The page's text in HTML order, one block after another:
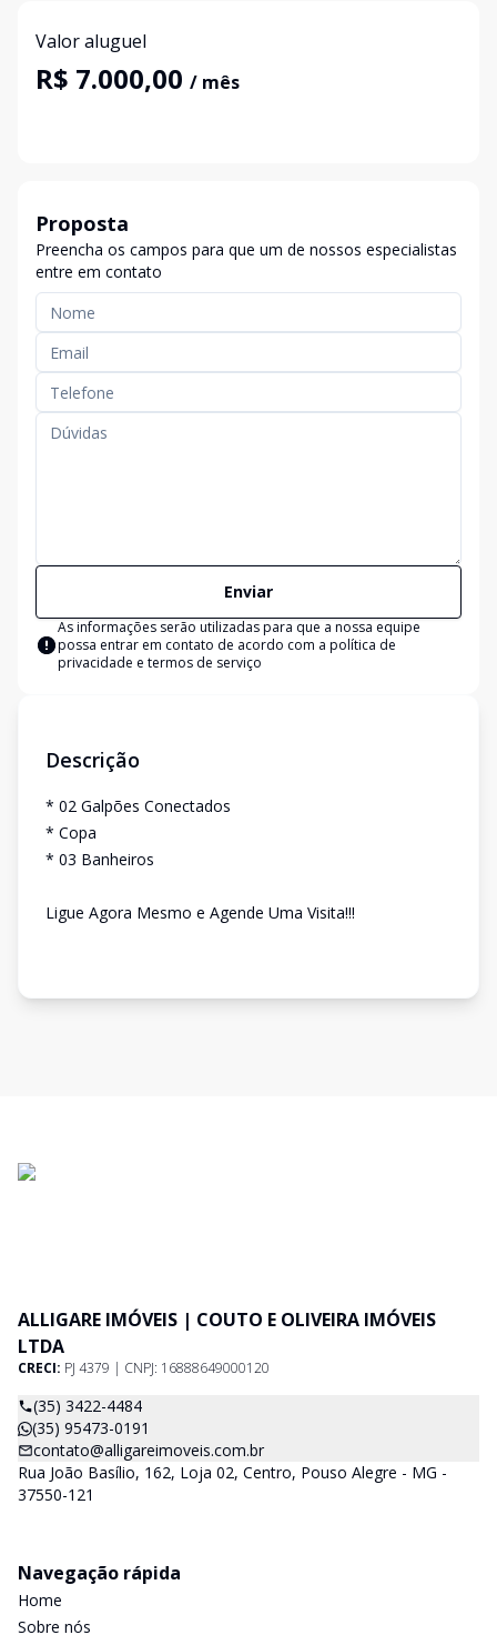
Valor aluguel
R$ 7.000,00 / mês
Proposta
Preencha os campos para que um de nossos especialistas
entre em contato
Enviar
As informações serão utilizadas para que a nossa equipe
possa entrar em contato de acordo com a política de
privacidade e termos de serviço
Descrição
* 02 Galpões Conectados
* Copa
* 03 Banheiros
Ligue Agora Mesmo e Agende Uma Visita!!!
ALLIGARE IMÓVEIS | COUTO E OLIVEIRA IMÓVEIS
LTDA
CRECI: PJ 4379 | CNPJ: 16888649000120
(35) 3422-4484
(35) 95473-0191
contato@alligareimoveis.com.br
Rua João Basílio, 162, Loja 02, Centro, Pouso Alegre - MG -
37550-121
Navegação rápida
Home
Sobre nós